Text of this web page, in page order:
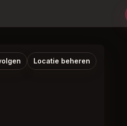
Locatie beheren